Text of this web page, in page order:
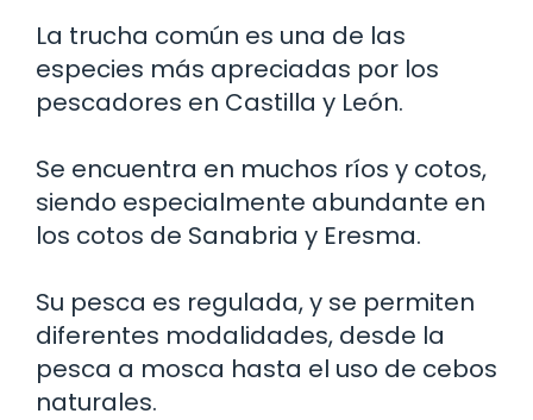
La trucha común es una de las
especies más apreciadas por los
pescadores en Castilla y León.
Se encuentra en muchos ríos y cotos,
siendo especialmente abundante en
los cotos de Sanabria y Eresma.
Su pesca es regulada, y se permiten
diferentes modalidades, desde la
pesca a mosca hasta el uso de cebos
naturales.